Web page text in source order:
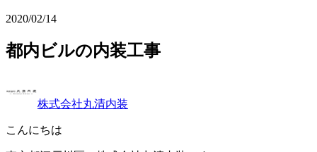
2020/02/14
都内ビルの内装工事
株式会社丸清内装
こんにちは